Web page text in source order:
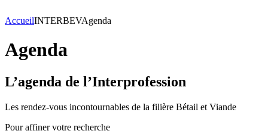
AccueilINTERBEVAgenda
Agenda
L’agenda de l’Interprofession
Les rendez-vous incontournables de la filière Bétail et Viande
Pour affiner votre recherche